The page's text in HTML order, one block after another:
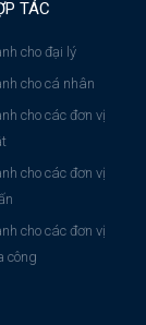
TÁC
cho đại lý
cho cá nhân
cho các đơn vị
cho các đơn vị
cho các đơn vị
công